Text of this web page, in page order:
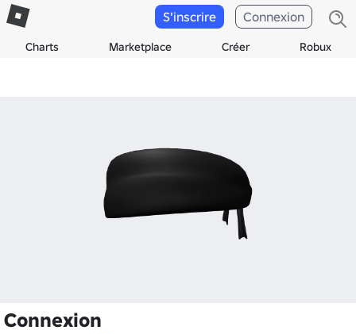
Charts Marketplace Créer Robux
S'inscrire Connexion
Connexion